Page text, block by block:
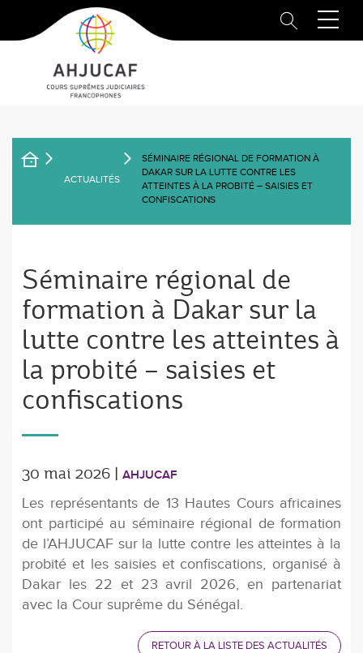
principal
ACTUALITÉS
SÉMINAIRE RÉGIONAL DE FORMATION À
DAKAR SUR LA LUTTE CONTRE LES
ATTEINTES À LA PROBITÉ – SAISIES ET
CONFISCATIONS
Séminaire régional de
formation à Dakar sur la
lutte contre les atteintes à
la probité – saisies et
conﬁscations
30 mai 2026 | AHJUCAF
Les représentants de 13 Hautes Cours africaines
ont participé au séminaire régional de formation
de l’AHJUCAF sur la lutte contre les atteintes à la
probité et les saisies et conﬁscations, organisé à
Dakar les 22 et 23 avril 2026, en partenariat
avec la Cour suprême du Sénégal.
RETOUR À LA LISTE DES ACTUALITÉS